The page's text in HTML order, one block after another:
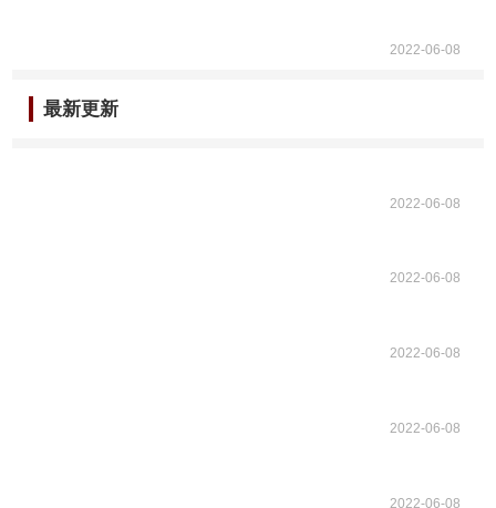
2022-06-08
最新更新
2022-06-08
2022-06-08
2022-06-08
2022-06-08
2022-06-08